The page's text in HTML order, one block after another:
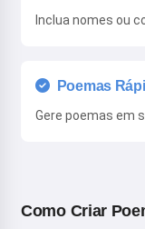
Inclua nomes ou
Poemas
Gere poemas em
Como Criar